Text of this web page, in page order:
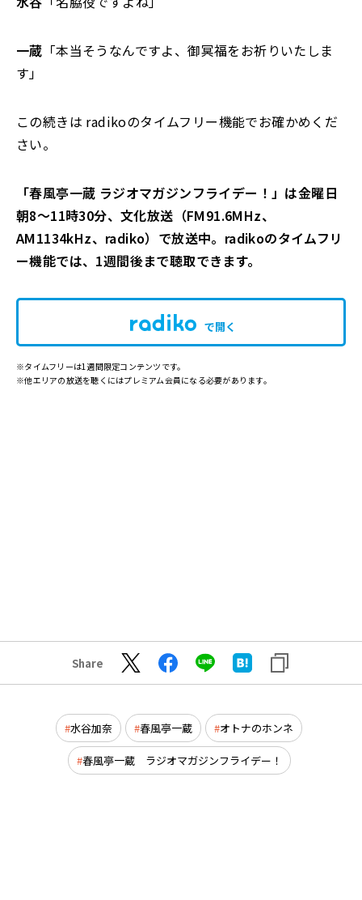
一蔵 「本当そうなんですよ、御冥福をお祈りいたしま
す」
この続きは radikoのタイムフリー機能でお確かめくだ
さい。
「春風亭一蔵 ラジオマガジンフライデー！」は金曜日
朝8〜11時30分、文化放送（FM91.6MHz、
AM1134kHz、radiko）で放送中。radikoのタイムフリ
ー機能では、1週間後まで聴取できます。
で開く
※タイムフリーは1週間限定コンテンツです。
※他エリアの放送を聴くにはプレミアム会員になる必要があります。
Share
水谷加奈 春風亭一蔵 オトナのホンネ
春風亭一蔵 ラジオマガジンフライデー！